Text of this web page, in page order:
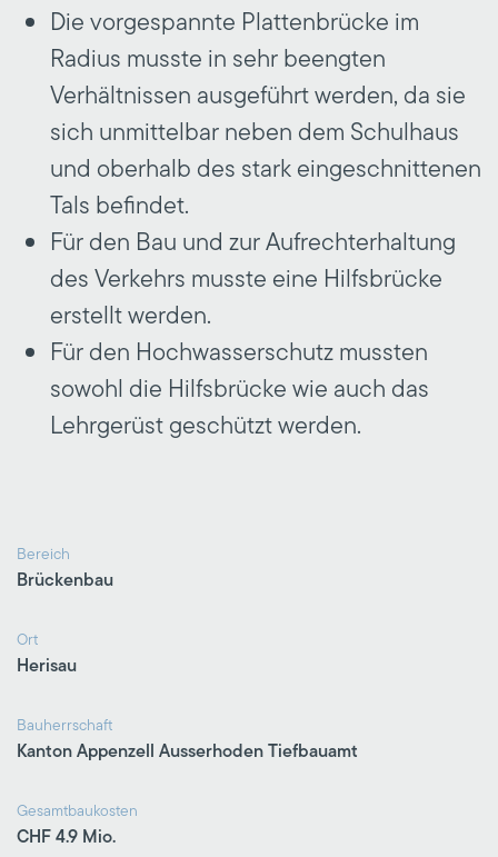
Die vorgespannte Plattenbrücke im
Radius musste in sehr beengten
Verhältnissen ausgeführt werden, da sie
sich unmittelbar neben dem Schulhaus
und oberhalb des stark eingeschnittenen
Tals befindet.
Für den Bau und zur Aufrechterhaltung
des Verkehrs musste eine Hilfsbrücke
erstellt werden.
Für den Hochwasserschutz mussten
sowohl die Hilfsbrücke wie auch das
Lehrgerüst geschützt werden.
Bereich
Brückenbau
Ort
Herisau
Bauherrschaft
Kanton Appenzell Ausserhoden Tiefbauamt
Gesamtbaukosten
CHF 4.9 Mio.